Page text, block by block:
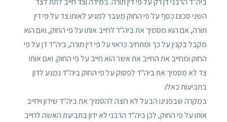
השני סכום כסף על פי החוק מעבר למגיע לאותו צד על פי דין
תורה, אם הוא מסמיך את ביה"ד לחייב אותו על פי החוק, ואם הוא
מקבל בקנין על כך ומתחיב כראוי על פי דין תורה, ביה"ד דן על פי
החוק ומחייב את החייב את אשר הוא חייב על פי החוק. ואם אותו
צד לא מסמיך את ביה"ד לפסוק על פי החוק ביה"ד נמנע לדון
בתביעות כאלו.
במקרה שבפנינו הבעל לא רוצה להסמיך את ביה"ד שידון ויחייב
אותו על פי החוק, לכן ביה"ד הרבני לא ידון בתביעת האשה לחייב